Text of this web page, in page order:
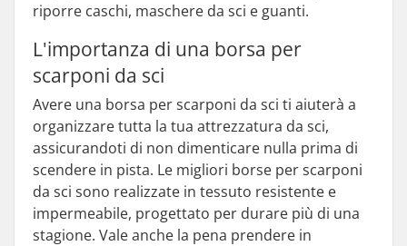
riporre caschi, maschere da sci e guanti.
L'importanza di una borsa per
scarponi da sci
Avere una borsa per scarponi da sci ti aiuterà a
organizzare tutta la tua attrezzatura da sci,
assicurandoti di non dimenticare nulla prima di
scendere in pista. Le migliori borse per scarponi
da sci sono realizzate in tessuto resistente e
impermeabile, progettato per durare più di una
stagione. Vale anche la pena prendere in